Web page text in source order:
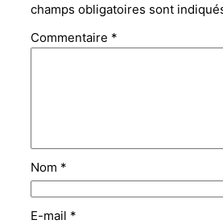
champs obligatoires sont
Commentaire *
Nom *
E-mail *